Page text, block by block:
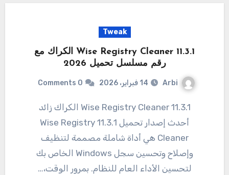
Tweak
11.3.1 Wise Registry Cleaner الكراك مع
رقم مسلسل تحميل 2026
Arbi 14 فبراير، 2026 0 Comments
11.3.1 Wise Registry Cleaner الكراك زائد
أحدث إصدار تحميل 11.3.1 Wise Registry
Cleaner هي أداة شاملة مصممة لتنظيف
وإصلاح وتحسين سجل Windows الخاص بك
لتحسين الأداء العام للنظام. بمرور الوقت،…